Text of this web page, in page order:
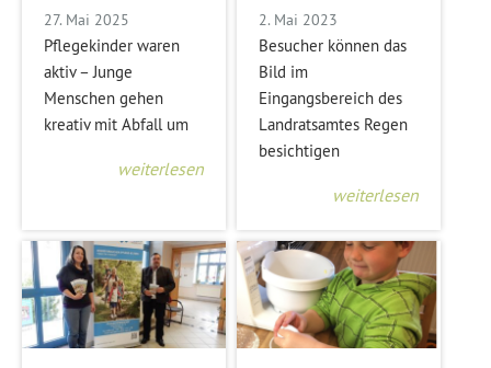
27. Mai 2025
Pflegekinder waren
aktiv – Junge
Menschen gehen
kreativ mit Abfall um
weiterlesen
2. Mai 2023
Besucher können das
Bild im
Eingangsbereich des
Landratsamtes Regen
besichtigen
weiterlesen